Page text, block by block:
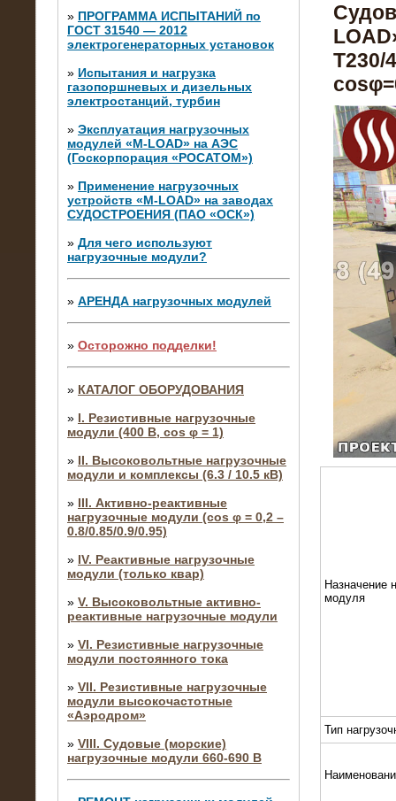
» ПРОГРАММА ИСПЫТАНИЙ по
ГОСТ 31540 — 2012
электрогенераторных установок
» Испытания и нагрузка
газопоршневых и дизельных
электростанций, турбин
» Эксплуатация нагрузочных
модулей «M-LOAD» на АЭС
(Госкорпорация «РОСАТОМ»)
» Применение нагрузочных
устройств «M-LOAD» на заводах
СУДОСТРОЕНИЯ (ПАО «ОСК»)
» Для чего используют
нагрузочные модули?
» АРЕНДА нагрузочных модулей
» Осторожно подделки!
» КАТАЛОГ ОБОРУДОВАНИЯ
» I. Резистивные нагрузочные
модули (400 В, cos φ = 1)
» II. Высоковольтные нагрузочные
модули и комплексы (6.3 / 10.5 кВ)
» III. Активно-реактивные
нагрузочные модули (cos φ = 0,2 –
0.8/0.85/0.9/0.95)
» IV. Реактивные нагрузочные
модули (только квар)
» V. Высоковольтные активно-
реактивные нагрузочные модули
» VI. Резистивные нагрузочные
модули постоянного тока
» VII. Резистивные нагрузочные
модули высокочастотные
«Аэродром»
» VIII. Судовые (морские)
нагрузочные модули 660-690 В
Т230/
Назначение
модуля
Тип